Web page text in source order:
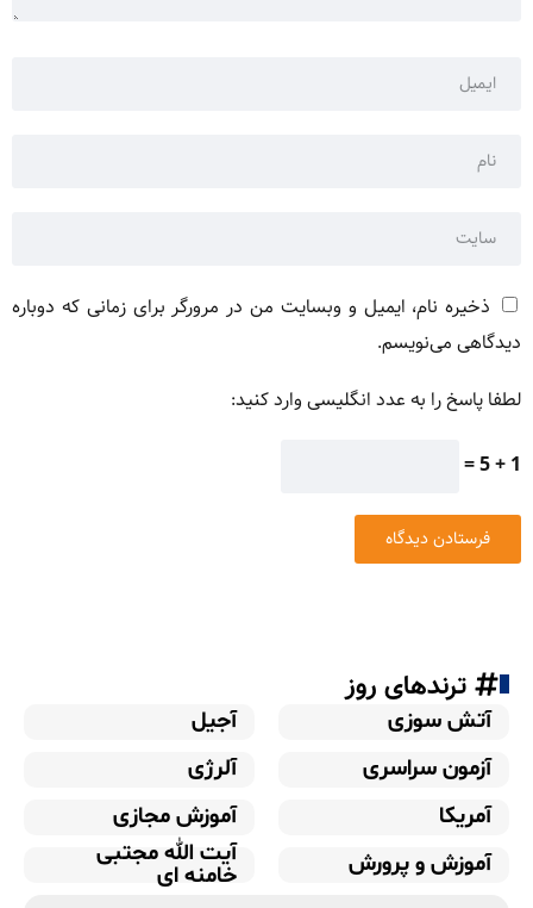
ذخیره نام، ایمیل و وبسایت من در مرورگر برای زمانی که دوباره
دیدگاهی می‌نویسم.
لطفا پاسخ را به عدد انگلیسی وارد کنید:
1 + 5 =
ترندهای روز
آتش سوزی
آجیل
آزمون سراسری
آلرژی
آمریکا
آموزش مجازی
آموزش و پرورش
آیت الله مجتبی
خامنه ای